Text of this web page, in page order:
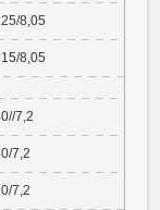
8,05
8,05
7,2
7,2
7,2